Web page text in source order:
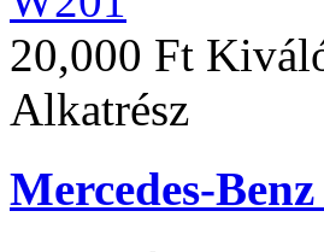
20,000 Ft
Alkatrész
Mercedes-